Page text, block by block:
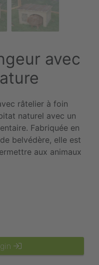
avec
râtelier à foin
naturel avec un
Fabriquée en
belvédère, elle est
aux animaux